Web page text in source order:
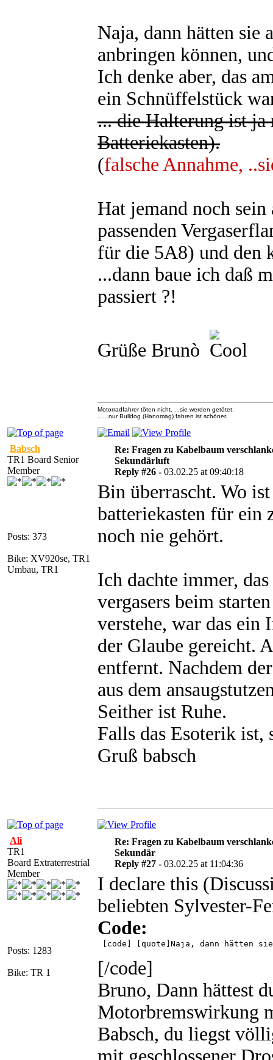
Naja, dann hätten sie
anbringen können,
Ich denke aber, das
ein Schnüffelstück
... die Halterung ist ja
Batteriekasten).
(falsche Annahme,
Hat jemand noch
passenden
für die 5A8) und den
...dann baue ich daß
passiert ?!
Grüße Brunò
Motorradfahrer töten nicht, ...sie werden getötet.
......nur Bulldog (Hanomag) fahren ist schöner.
Babsch
TR1 Board Senior
Member
Posts: 373
Bike: XV920se, TR1
Umbau, TR1
Re: Fragen zu Kabelbaum
Sekundärluft
Reply #26 - 03.02.25 at 09:40:18
Bin überrascht. Wo
batteriekasten für ein
noch nie gehört.
Ich dachte immer,
vergasers beim
verstehe, war das
der Glaube gereicht.
entfernt. Nachdem
aus dem
Seither ist Ruhe.
Falls das Esoterik ist,
Gruß babsch
Ali
TR1
Board Extraterrestrial
Member
Posts: 1283
Bike: TR 1
Re: Fragen zu Kabelbaum
Sekundär
Reply #27 - 03.02.25 at 11:04:36
I declare this
beliebten Sylvester-
Code:
[code] [quote]Naja, dann hätten
[/code]
Bruno, Dann hättest
Motorbremswirkung
Babsch, du liegst